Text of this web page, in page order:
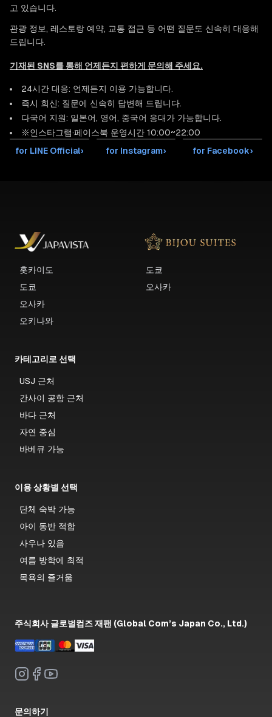
고 있습니다.
관광 정보, 레스토랑 예약, 교통 접근 등 어떤 질문도 신속히 대응해
드립니다.
기재된 SNS를 통해 언제든지 편하게 문의해 주세요.
24시간 대응: 언제든지 이용 가능합니다.
즉시 회신: 질문에 신속히 답변해 드립니다.
다국어 지원: 일본어, 영어, 중국어 응대가 가능합니다.
※인스타그램·페이스북 운영시간 10:00~22:00
for LINE Official› for Instagram› for Facebook›
홋카이도
도쿄
오사카
오키나와
도쿄
오사카
카테고리로 선택
USJ 근처
간사이 공항 근처
바다 근처
자연 중심
바베큐 가능
이용 상황별 선택
단체 숙박 가능
아이 동반 적합
사우나 있음
여름 방학에 최적
목욕의 즐거움
주식회사 글로벌컴즈 재팬 (Global Com’s Japan Co., Ltd.)
문의하기